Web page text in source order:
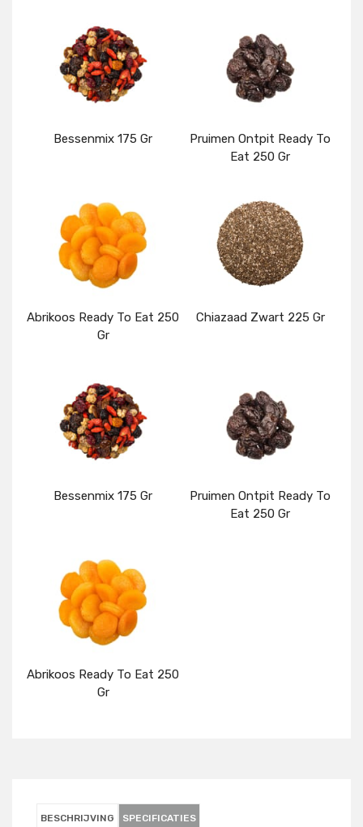
Details Details
Bessenmix 175 Gr
Details
Pruimen Ontpit Ready To
Eat 250 Gr
Details
Abrikoos Ready To Eat 250
Gr
Details
Chiazaad Zwart 225 Gr
Details
Bessenmix 175 Gr
Details
Pruimen Ontpit Ready To
Eat 250 Gr
Abrikoos Ready To Eat 250
Gr
BESCHRIJVING SPECIFICATIES